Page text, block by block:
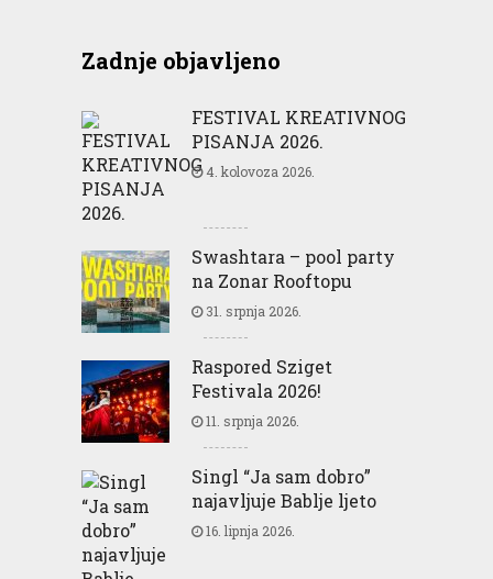
Zadnje objavljeno
FESTIVAL KREATIVNOG
PISANJA 2026.
4. kolovoza 2026.
Swashtara – pool party
na Zonar Rooftopu
31. srpnja 2026.
Raspored Sziget
Festivala 2026!
11. srpnja 2026.
Singl “Ja sam dobro”
najavljuje Bablje ljeto
16. lipnja 2026.